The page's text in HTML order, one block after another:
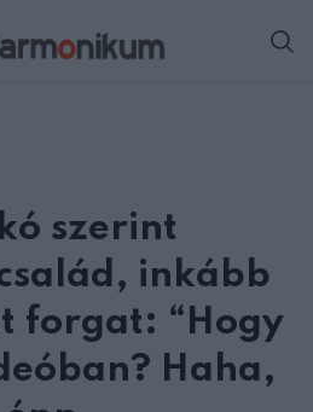
szerint
inkább
forgat: “Hogy
Haha,